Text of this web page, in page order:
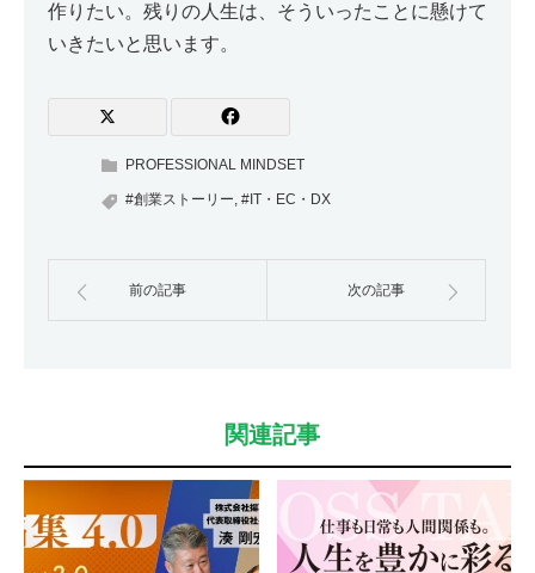
作りたい。残りの人生は、そういったことに懸けて
いきたいと思います。
PROFESSIONAL MINDSET
#創業ストーリー, #IT・EC・DX
前の記事 次の記事
関連記事